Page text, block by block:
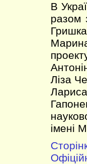
В
разом
Ліза
імені